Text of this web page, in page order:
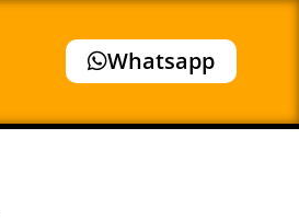
Whatsapp